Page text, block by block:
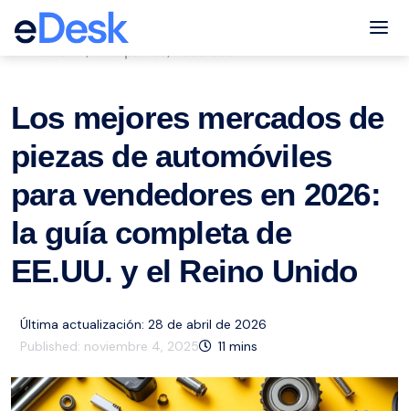
eCommerce Support Central
Los mejores mercados de
piezas de automóviles
para vendedores en 2026:
la guía completa de
EE.UU. y el Reino Unido
Última actualización: 28 de abril de 2026
Published: noviembre 4, 2025 11 mins